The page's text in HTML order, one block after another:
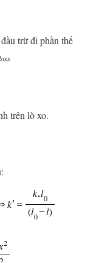
trừ đi phần thế
trên lò xo.